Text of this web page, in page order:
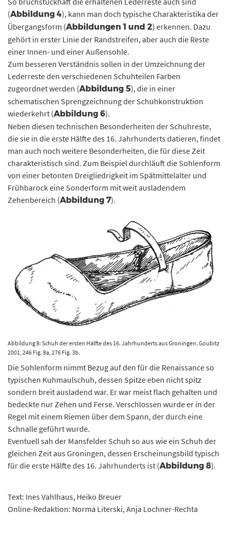
(Abbildung 4), kann man doch typische Charakteristika der
Übergangsform (Abbildungen 1 und 2) erkennen. Dazu
gehört in erster Linie der Randstreifen, aber auch die Reste
einer Innen- und einer Außensohle.
Zum besseren Verständnis sollen in der Umzeichnung der
Lederreste den verschiedenen Schuhteilen Farben
zugeordnet werden (Abbildung 5), die in einer
schematischen Sprengzeichnung der Schuhkonstruktion
wiederkehrt (Abbildung 6).
Neben diesen technischen Besonderheiten der Schuhreste,
die sie in die erste Hälfte des 16. Jahrhunderts datieren, findet
man auch noch weitere Besonderheiten, die für diese Zeit
charakteristisch sind. Zum Beispiel durchläuft die Sohlenform
von einer betonten Dreigliedrigkeit im Spätmittelalter und
Frühbarock eine Sonderform mit weit ausladendem
Zehenbereich (Abbildung 7).
Abbildung 8: Schuh der ersten Hälfte des 16. Jahrhunderts aus Groningen. Goubitz
2001, 246 Fig. 8a, 276 Fig. 3b.
Die Sohlenform nimmt Bezug auf den für die Renaissance so
typischen Kuhmaulschuh, dessen Spitze eben nicht spitz
sondern breit ausladend war. Er war meist flach gehalten und
bedeckte nur Zehen und Ferse. Verschlossen wurde er in der
Regel mit einem Riemen über dem Spann, der durch eine
Schnalle geführt wurde.
Eventuell sah der Mansfelder Schuh so aus wie ein Schuh der
gleichen Zeit aus Groningen, dessen Erscheinungsbild typisch
für die erste Hälfte des 16. Jahrhunderts ist (Abbildung 8).
Text: Ines Vahlhaus, Heiko Breuer
Online-Redaktion: Norma Literski, Anja Lochner-Rechta